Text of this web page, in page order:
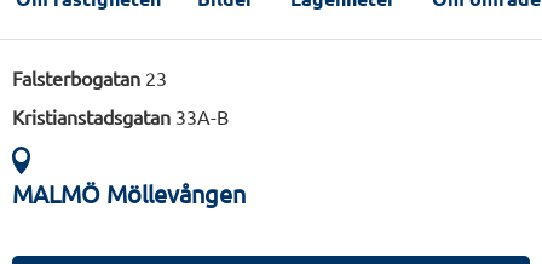
Falsterbogatan 23
Kristianstadsgatan 33A-B
MALMÖ Möllevången